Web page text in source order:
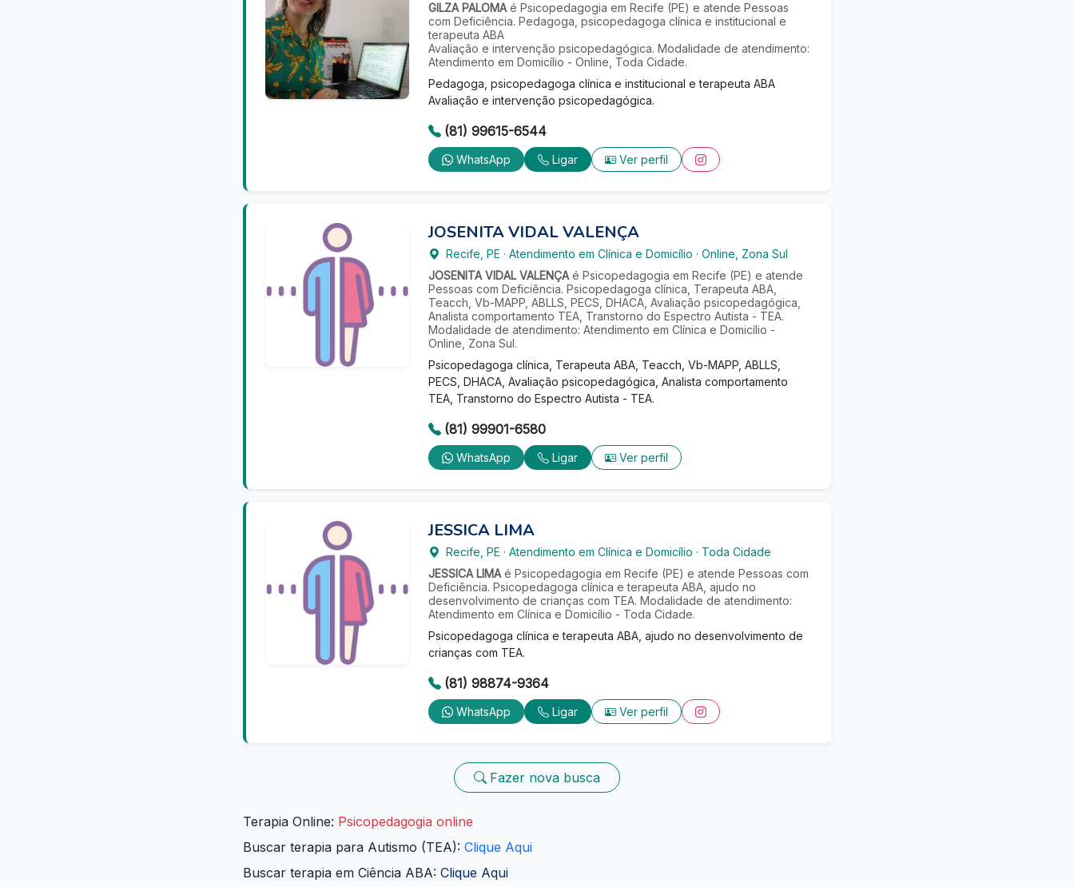
GILZA PALOMA é Psicopedagogia em Recife (PE) e atende Pessoas
com Deficiência. Pedagoga, psicopedagoga clínica e institucional e
terapeuta ABA
Avaliação e intervenção psicopedagógica. Modalidade de atendimento:
Atendimento em Domicílio - Online, Toda Cidade.
Pedagoga, psicopedagoga clínica e institucional e terapeuta ABA
Avaliação e intervenção psicopedagógica.
(81) 99615-6544
WhatsApp Ligar Ver perfil
JOSENITA VIDAL VALENÇA
Recife PE · Atendimento em Clínica e Domicílio · Online, Zona Sul
JOSENITA VIDAL VALENÇA é Psicopedagogia em Recife (PE) e atende
Pessoas com Deficiência. Psicopedagoga clínica, Terapeuta ABA,
Teacch, Vb-MAPP, ABLLS, PECS, DHACA, Avaliação psicopedagógica,
Analista comportamento TEA, Transtorno do Espectro Autista - TEA.
Modalidade de atendimento: Atendimento em Clínica e Domicílio -
Online, Zona Sul.
Psicopedagoga clínica, Terapeuta ABA, Teacch, Vb-MAPP, ABLLS,
PECS, DHACA, Avaliação psicopedagógica, Analista comportamento
TEA, Transtorno do Espectro Autista - TEA.
(81) 99901-6580
WhatsApp Ligar Ver perfil
JESSICA LIMA
Recife PE · Atendimento em Clínica e Domicílio · Toda Cidade
JESSICA LIMA é Psicopedagogia em Recife (PE) e atende Pessoas com
Deficiência. Psicopedagoga clínica e terapeuta ABA, ajudo no
desenvolvimento de crianças com TEA. Modalidade de atendimento:
Atendimento em Clínica e Domicílio - Toda Cidade.
Psicopedagoga clínica e terapeuta ABA, ajudo no desenvolvimento de
crianças com TEA.
(81) 98874-9364
WhatsApp Ligar Ver perfil
Fazer nova busca
Terapia Online: Psicopedagogia online
Buscar terapia para Autismo (TEA): Clique Aqui
Buscar terapia em Ciência ABA: Clique Aqui